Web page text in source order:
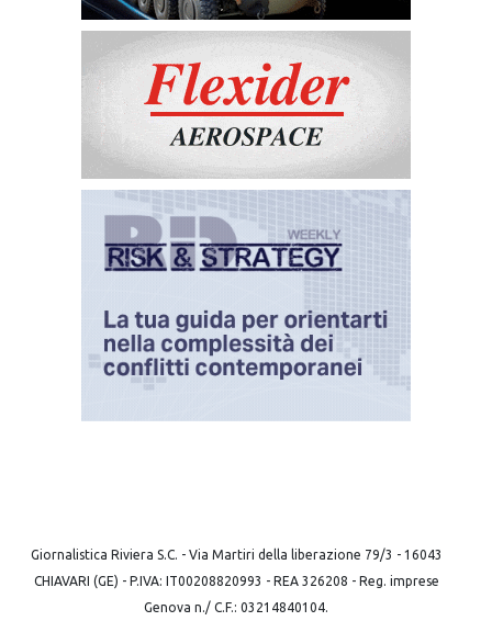
Giornalistica Riviera S.C. - Via Martiri della liberazione 79/3 - 16043
CHIAVARI (GE) - P.IVA: IT00208820993 - REA 326208 - Reg. imprese
Genova n./ C.F.: 03214840104.